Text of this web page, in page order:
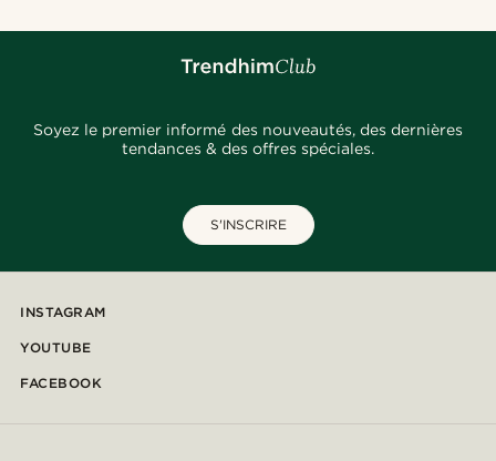
Soyez le premier informé des nouveautés, des dernières
tendances & des offres spéciales.
S'INSCRIRE
INSTAGRAM
YOUTUBE
FACEBOOK